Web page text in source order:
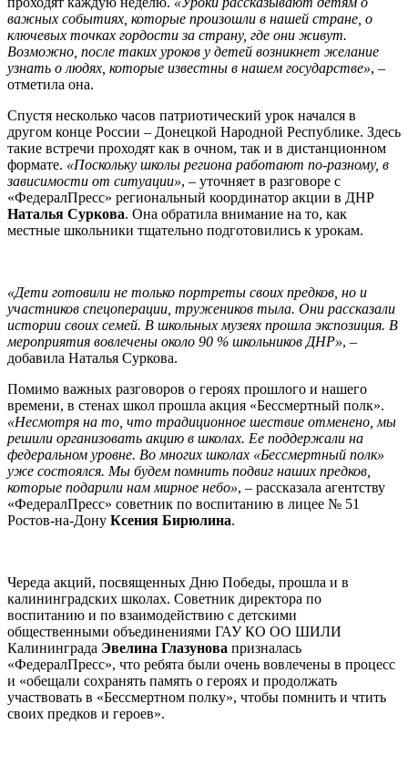
важных событиях, которые произошли в нашей стране, о
ключевых точках гордости за страну, где они живут.
Возможно, после таких уроков у детей возникнет желание
узнать о людях, которые известны в нашем государстве», –
отметила она.
Спустя несколько часов патриотический урок начался в
другом конце России – Донецкой Народной Республике. Здесь
такие встречи проходят как в очном, так и в дистанционном
формате. «Поскольку школы региона работают по-разному, в
зависимости от ситуации», – уточняет в разговоре с
«ФедералПресс» региональный координатор акции в ДНР
Наталья Суркова. Она обратила внимание на то, как
местные школьники тщательно подготовились к урокам.
«Дети готовили не только портреты своих предков, но и
участников спецоперации, тружеников тыла. Они рассказали
истории своих семей. В школьных музеях прошла экспозиция. В
мероприятия вовлечены около 90 % школьников ДНР», –
добавила Наталья Суркова.
Помимо важных разговоров о героях прошлого и нашего
времени, в стенах школ прошла акция «Бессмертный полк».
«Несмотря на то, что традиционное шествие отменено, мы
решили организовать акцию в школах. Ее поддержали на
федеральном уровне. Во многих школах «Бессмертный полк»
уже состоялся. Мы будем помнить подвиг наших предков,
которые подарили нам мирное небо», – рассказала агентству
«ФедералПресс» советник по воспитанию в лицее № 51
Ростов-на-Дону Ксения Бирюлина.
Череда акций, посвященных Дню Победы, прошла и в
калининградских школах. Советник директора по
воспитанию и по взаимодействию с детскими
общественными объединениями ГАУ КО ОО ШИЛИ
Калининграда Эвелина Глазунова призналась
«ФедералПресс», что ребята были очень вовлечены в процесс
и «обещали сохранять память о героях и продолжать
участвовать в «Бессмертном полку», чтобы помнить и чтить
своих предков и героев».